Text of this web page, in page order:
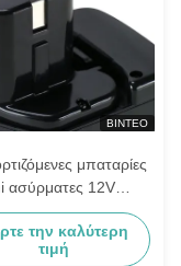
ΒΊΝΤΕΟ
μπαταρίες
ασύρματες 12V
Eb 1212s Eb 1214L
την καλύτερη
τιμή